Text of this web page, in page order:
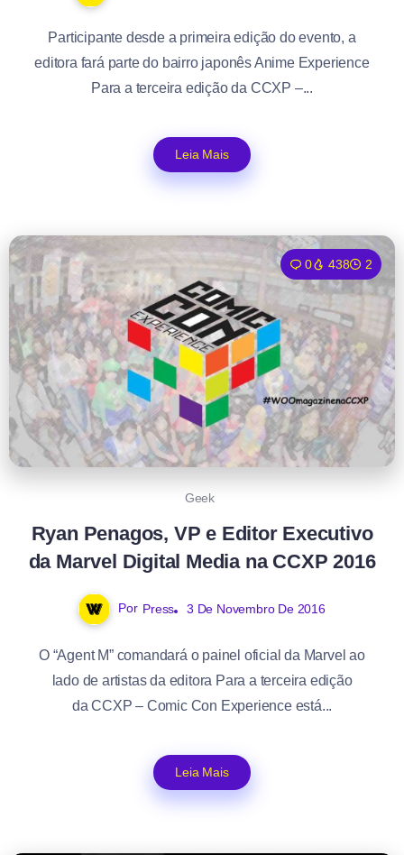
Participante desde a primeira edição do evento, a
editora fará parte do bairro japonês Anime Experience
Para a terceira edição da CCXP –...
Leia Mais
0 438 2
Geek
Ryan Penagos, VP e Editor Executivo
da Marvel Digital Media na CCXP 2016
Por Press 3 De Novembro De 2016
O “Agent M” comandará o painel oficial da Marvel ao
lado de artistas da editora Para a terceira edição
da CCXP – Comic Con Experience está...
Leia Mais